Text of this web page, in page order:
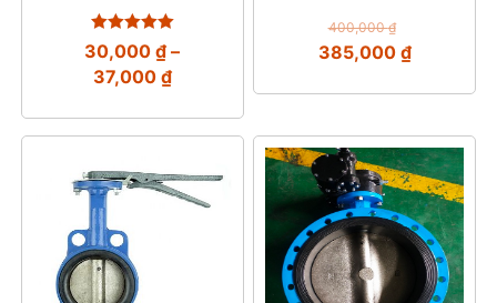
Được xếp
hạng
5.00
5 sao
30,000₫ –
37,000 ₫
400,000₫
385,000 ₫